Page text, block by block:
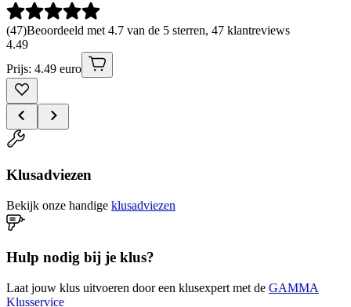
(47)Beoordeeld met 4.7 van de 5 sterren, 47 klantreviews
4.49
Prijs: 4.49 euro
Klusadviezen
Bekijk onze handige klusadviezen
Hulp nodig bij je klus?
Laat jouw klus uitvoeren door een klusexpert met de GAMMA
Klusservice